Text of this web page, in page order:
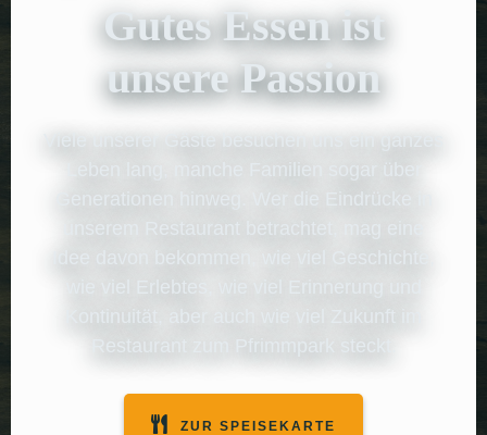
Gutes Essen ist
unsere Passion
Generationen hinweg. Wer die Eindrücke in
wie viel Erlebtes, wie viel Erinnerung und
ZUR SPEISEKARTE